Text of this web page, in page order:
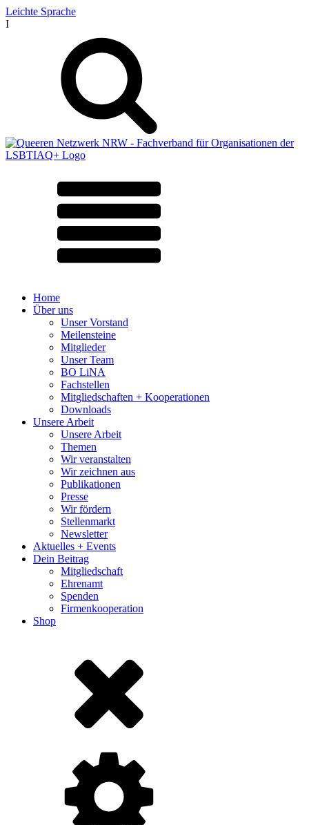
Leichte Sprache
I
Home
Über uns
Unser Vorstand
Meilensteine
Mitglieder
Unser Team
BO LiNA
Fachstellen
Mitgliedschaften + Kooperationen
Downloads
Unsere Arbeit
Unsere Arbeit
Themen
Wir veranstalten
Wir zeichnen aus
Publikationen
Presse
Wir fördern
Stellenmarkt
Newsletter
Aktuelles + Events
Dein Beitrag
Mitgliedschaft
Ehrenamt
Spenden
Firmenkooperation
Shop